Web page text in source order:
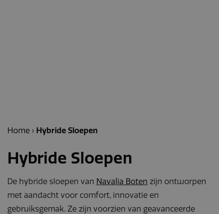
Home › Hybride Sloepen
Hybride Sloepen
De hybride sloepen van Navalia Boten zijn ontworpen
met aandacht voor comfort, innovatie en
gebruiksgemak. Ze zijn voorzien van geavanceerde